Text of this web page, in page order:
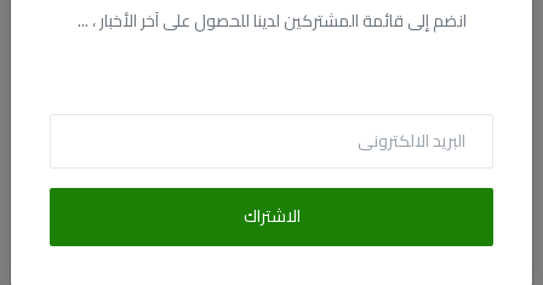
انضم إلى قائمة المشتركين لدينا للحصول على آخر الأخبار ، ...
الاشتراك
البريد الالكترونى